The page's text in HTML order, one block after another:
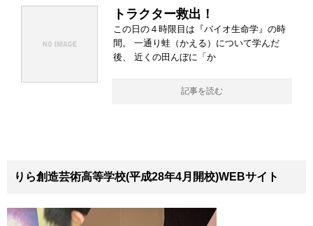
トラクター救出！
この日の４時限目は『バイオ生命学』の時
間。 一通り蛙（かえる）について学んだ
後、 近くの田んぼに「か
記事を読む
りら創造芸術高等学校(平成28年4月開校)WEBサイト